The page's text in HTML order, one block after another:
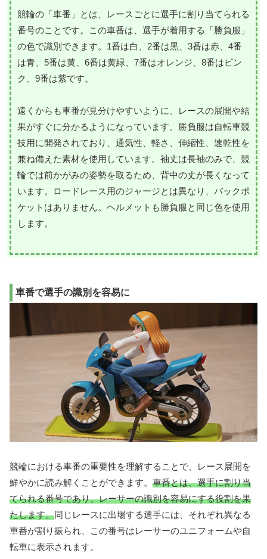
競輪の「車番」とは、レースごとに選手に割り当てられる
番号のことです。この車番は、選手が着用する「勝負服」
の色で識別できます。1番は白、2番は黒、3番は赤、4番
は青、5番は黄、6番は黄緑、7番はオレンジ、8番はピン
ク、9番は紫です。
遠くからも車番が見分けやすいように、レースの展開や結
果がすぐに分かるようになっています。勝負服は自転車競
技用に開発されており、通気性、軽さ、伸縮性、速乾性を
兼ね備えた素材を使用しています。袖丈は長袖のみで、競
輪では前かがみの姿勢を取るため、背中の丈が長くなって
います。ロードレース用のジャージとは異なり、バックポ
ケットはありません。ヘルメットも勝負服と同じ色を使用
します。
車番で選手の識別を容易に
競輪における車番の重要性を理解することで、レース展開を
鮮やかに読み解くことができます。 車番とは、選手に割り当
てられる番号であり、レーサーの識別を容易にする役割を果
たします。同じレースに出場する選手には、それぞれ異なる
車番が割り振られ、この番号はレーサーのユニフォームや自
転車に表示されます。